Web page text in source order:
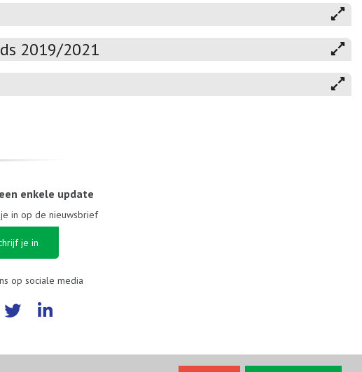
2019/2021
enkele update
in op de nieuwsbrief
je in
op sociale media